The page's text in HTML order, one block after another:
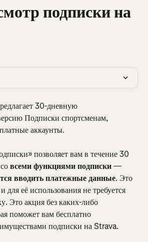
подписки на
30-дневную
Подписки спортсменам,
аккаунты.
позволяет вам в течение 30
всеми функциями подписки —
вводить платежные данные. Это
для её использования не требуется
Это акция без каких-либо
поможет вам бесплатно
подписки на Strava.